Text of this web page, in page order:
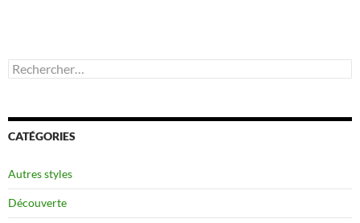
Rechercher :
CATÉGORIES
Autres styles
Découverte